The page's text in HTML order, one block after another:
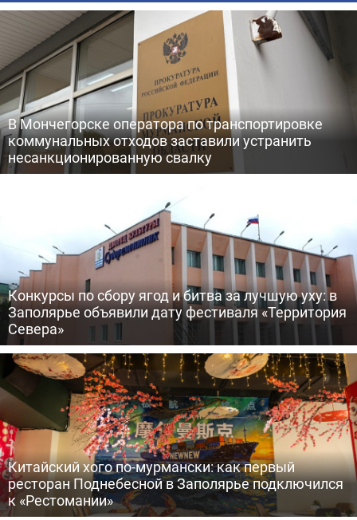
В Мончегорске оператора по транспортировке
коммунальных отходов заставили устранить
несанкционированную свалку
Конкурсы по сбору ягод и битва за лучшую уху: в
Заполярье объявили дату фестиваля «Территория
Севера»
Китайский хого по-мурмански: как первый
ресторан Поднебесной в Заполярье подключился
к «Рестомании»